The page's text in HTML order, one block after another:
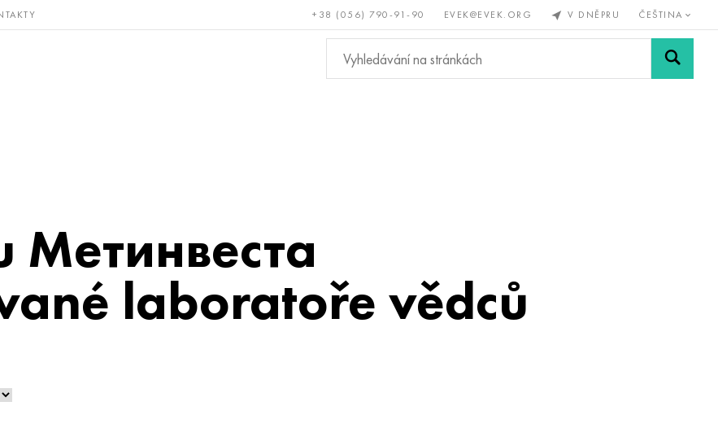
+38 (056) 790-91-90 EVEK@EVEK.ORG V DNĚPRU ČEŠTINA
a Bronz, měď, Neželezné
kovy
Legovaná Sítě a
Метинвеста
laboratoře vědců